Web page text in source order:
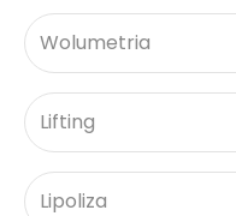
Wolumetria
Lifting
Lipoliza